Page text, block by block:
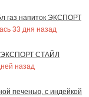
напиток ЭКСПОРТ
33 дня назад
ЭКСПОРТ СТАЙЛ
назад
печенью, с индейкой